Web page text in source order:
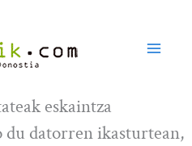
eskaintza
du datorren ikasturtean,